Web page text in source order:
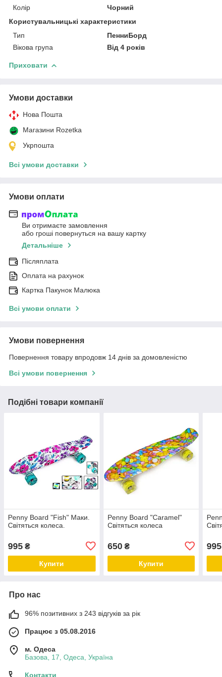
Колір
Чорний
Користувальницькі характеристики
Тип
ПенниБорд
Вікова група
Від 4 років
Приховати
Умови доставки
Нова Пошта
Магазини Rozetka
Укрпошта
Всі умови доставки
Умови оплати
Ви отримаєте замовлення
або гроші повернуться на вашу картку
Детальніше
Післяплата
Оплата на рахунок
Картка Пакунок Малюка
Всі умови оплати
Умови повернення
Повернення товару впродовж 14 днів за домовленістю
Всі умови повернення
Подібні товари компанії
Penny Board "Fish" Маки.
Світяться колеса.
995 ₴
Купити
Penny Board "Caramel"
Світяться колеса
650₴
Купити
995
Про нас
96% позитивних з 243 відгуків за рік
Працює з 05.08.2016
м. Одеса
Базова, 17, Одеса, Україна
Контакти